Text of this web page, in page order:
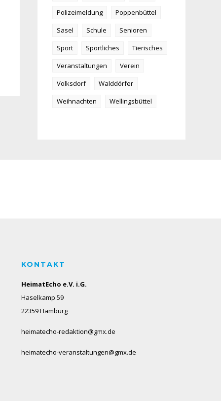
Polizeimeldung
Poppenbüttel
Sasel
Schule
Senioren
Sport
Sportliches
Tierisches
Veranstaltungen
Verein
Volksdorf
Walddörfer
Weihnachten
Wellingsbüttel
KONTAKT
HeimatEcho e.V. i.G.
Haselkamp 59
22359 Hamburg
heimatecho-redaktion@gmx.de
heimatecho-veranstaltungen@gmx.de